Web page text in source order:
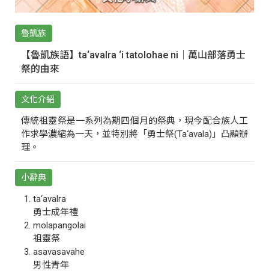
魯凱族
【魯凱族語】ta‘avalra ‘i tatolohae ni｜萬山部落勇士
祭的由來
文化介紹
傳統祖靈祭是一系列為期四個月的祭典，現今配合族人工
作求學濃縮為一天，並特別將「勇士祭(Ta‘avala)」凸顯辦
理。
小辭典
ta‘avalra
勇士成年禮
molapangolai
祖靈祭
asavasavahe
男性青年